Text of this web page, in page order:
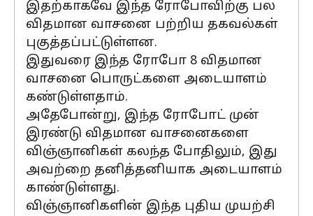
இதற்காகவே இந்த ரோபோவிற்கு பல
விதமான வாசனை பற்றிய தகவல்கள்
புகுத்தப்பட்டுள்ளன.
இதுவரை இந்த ரோபோ 8 விதமான
வாசனை பொருட்களை அடையாளம்
கண்டுள்ளதாம்.
அதேபோன்று, இந்த ரோபோட் முன்
இரண்டு விதமான வாசனைகளை
விஞ்ஞானிகள் கலந்த போதிலும், இது
அவற்றை தனித்தனியாக அடையாளம்
காண்டுள்ளது.
விஞ்ஞானிகளின் இந்த புதிய முயற்சி